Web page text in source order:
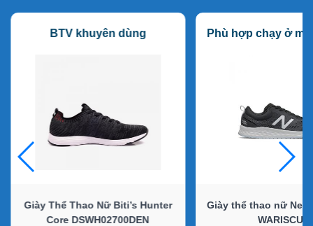
BTV khuyên dùng
Giày Thể Thao Nữ Biti’s Hunter
Core DSWH02700DEN
Phù hợp chạy ở
Giày thể thao nữ New
WARISCU3